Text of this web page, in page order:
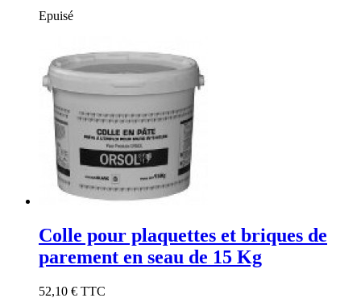
Epuisé
Colle pour plaquettes et briques de
parement en seau de 15 Kg
52,10 € TTC